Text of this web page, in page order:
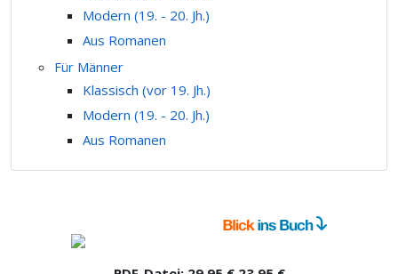
Modern (19. - 20. Jh.)
Aus Romanen
Für Männer
Klassisch (vor 19. Jh.)
Modern (19. - 20. Jh.)
Aus Romanen